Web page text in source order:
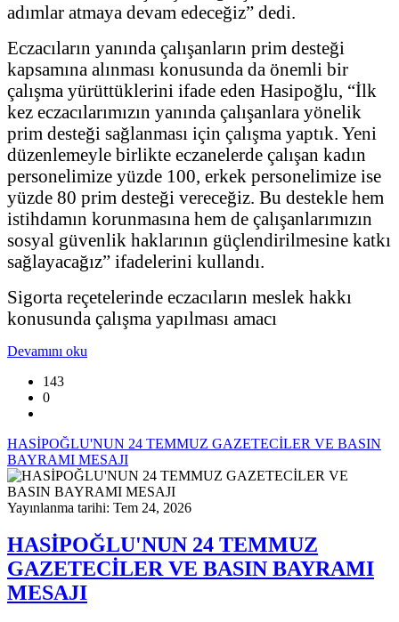
adımlar atmaya devam edeceğiz” dedi.
Eczacıların yanında çalışanların prim desteği
kapsamına alınması konusunda da önemli bir
çalışma yürüttüklerini ifade eden Hasipoğlu, “İlk
kez eczacılarımızın yanında çalışanlara yönelik
prim desteği sağlanması için çalışma yaptık. Yeni
düzenlemeyle birlikte eczanelerde çalışan kadın
personelimize yüzde 100, erkek personelimize ise
yüzde 80 prim desteği vereceğiz. Bu destekle hem
istihdamın korunmasına hem de çalışanlarımızın
sosyal güvenlik haklarının güçlendirilmesine katkı
sağlayacağız” ifadelerini kullandı.
Sigorta reçetelerinde eczacıların meslek hakkı
konusunda çalışma yapılması amacı
Devamını oku
143
0
HASİPOĞLU'NUN 24 TEMMUZ GAZETECİLER VE BASIN
BAYRAMI MESAJI
Yayınlanma tarihi: Tem 24, 2026
HASİPOĞLU'NUN 24 TEMMUZ
GAZETECİLER VE BASIN BAYRAMI
MESAJI